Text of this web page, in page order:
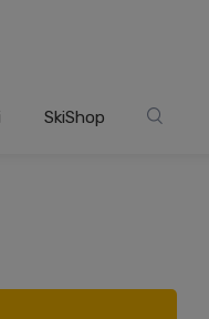
SkiShop